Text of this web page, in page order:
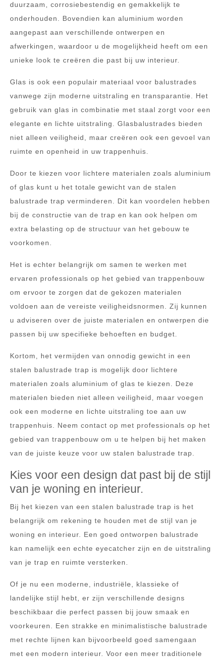
duurzaam, corrosiebestendig en gemakkelijk te
onderhouden. Bovendien kan aluminium worden
aangepast aan verschillende ontwerpen en
afwerkingen, waardoor u de mogelijkheid heeft om een
unieke look te creëren die past bij uw interieur.
Glas is ook een populair materiaal voor balustrades
vanwege zijn moderne uitstraling en transparantie. Het
gebruik van glas in combinatie met staal zorgt voor een
elegante en lichte uitstraling. Glasbalustrades bieden
niet alleen veiligheid, maar creëren ook een gevoel van
ruimte en openheid in uw trappenhuis.
Door te kiezen voor lichtere materialen zoals aluminium
of glas kunt u het totale gewicht van de stalen
balustrade trap verminderen. Dit kan voordelen hebben
bij de constructie van de trap en kan ook helpen om
extra belasting op de structuur van het gebouw te
voorkomen.
Het is echter belangrijk om samen te werken met
ervaren professionals op het gebied van trappenbouw
om ervoor te zorgen dat de gekozen materialen
voldoen aan de vereiste veiligheidsnormen. Zij kunnen
u adviseren over de juiste materialen en ontwerpen die
passen bij uw specifieke behoeften en budget.
Kortom, het vermijden van onnodig gewicht in een
stalen balustrade trap is mogelijk door lichtere
materialen zoals aluminium of glas te kiezen. Deze
materialen bieden niet alleen veiligheid, maar voegen
ook een moderne en lichte uitstraling toe aan uw
trappenhuis. Neem contact op met professionals op het
gebied van trappenbouw om u te helpen bij het maken
van de juiste keuze voor uw stalen balustrade trap.
Kies voor een design dat past bij de stijl
van je woning en interieur.
Bij het kiezen van een stalen balustrade trap is het
belangrijk om rekening te houden met de stijl van je
woning en interieur. Een goed ontworpen balustrade
kan namelijk een echte eyecatcher zijn en de uitstraling
van je trap en ruimte versterken.
Of je nu een moderne, industriële, klassieke of
landelijke stijl hebt, er zijn verschillende designs
beschikbaar die perfect passen bij jouw smaak en
voorkeuren. Een strakke en minimalistische balustrade
met rechte lijnen kan bijvoorbeeld goed samengaan
met een modern interieur. Voor een meer traditionele